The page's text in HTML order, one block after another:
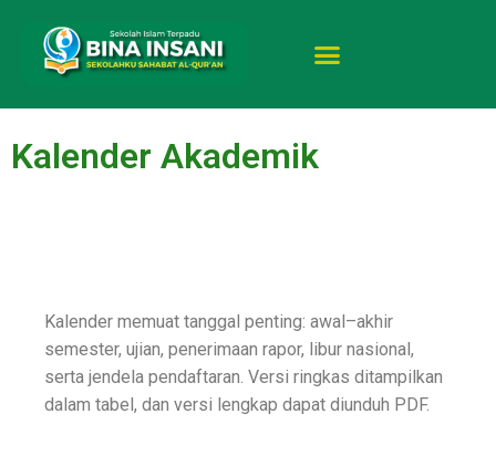
Kalender Akademik
Kalender memuat tanggal penting: awal–akhir
semester, ujian, penerimaan rapor, libur nasional,
serta jendela pendaftaran. Versi ringkas ditampilkan
dalam tabel, dan versi lengkap dapat diunduh PDF.